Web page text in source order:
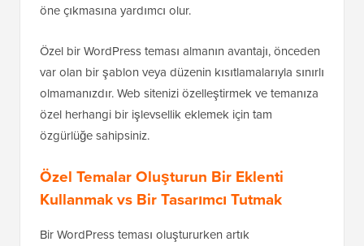
öne çıkmasına yardımcı olur.
Özel bir WordPress teması almanın avantajı, önceden
var olan bir şablon veya düzenin kısıtlamalarıyla sınırlı
olmamanızdır. Web sitenizi özelleştirmek ve temanıza
özel herhangi bir işlevsellik eklemek için tam
özgürlüğe sahipsiniz.
Özel Temalar Oluşturun Bir Eklenti
Kullanmak vs Bir Tasarımcı Tutmak
Bir WordPress teması oluştururken artık